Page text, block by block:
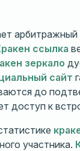
ссылка
зеркало
сайт
до
доступ к
участника.